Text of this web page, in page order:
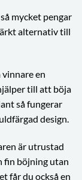
mycket pengar
alternativ till
en
till att böja
så fungerar
design.
är utrustad
fin böjning utan
får du också en